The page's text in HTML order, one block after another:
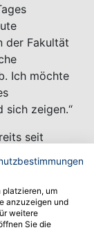
der Fakultät
Ich möchte
sich zeigen.“
seit
in
dann
Bereits
platzieren, um
anzuzeigen und
weitere
Sie die